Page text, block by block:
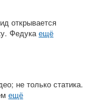
открывается
Федукаещё
не только статика.
ещё